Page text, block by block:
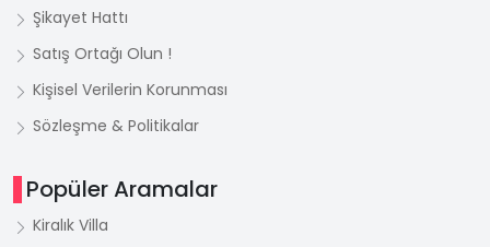
Şikayet Hattı
Satış Ortağı Olun !
Kişisel Verilerin Korunması
Sözleşme & Politikalar
Popüler Aramalar
Kiralık Villa